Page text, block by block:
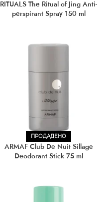
RITUALS The Ritual of Jing Anti-
perspirant Spray 150 ml
ПРОДАДЕНО
ARMAF Club De Nuit Sillage
Deodorant Stick 75 ml